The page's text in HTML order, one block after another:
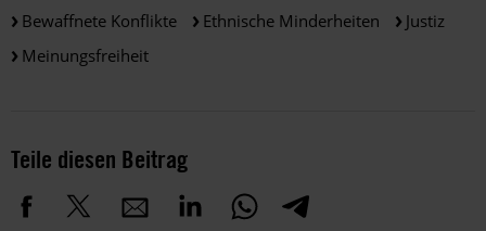
Bewaffnete Konflikte Ethnische Minderheiten
Justiz
Meinungsfreiheit
Teile diesen Beitrag